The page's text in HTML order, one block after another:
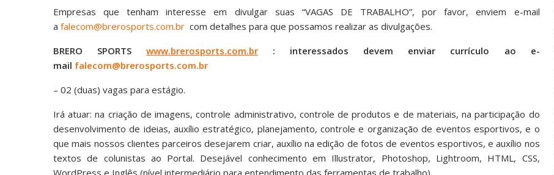
Empresas que tenham interesse em divulgar suas “VAGAS DE TRABALHO”, por favor, enviem e-mail
a falecom@brerosports.com.br com detalhes para que possamos realizar as divulgações.
BRERO SPORTSwww.brerosports.com.br : interessados devem enviar currículo ao e-
mail falecom@brerosports.com.br
– 02 (duas) vagas para estágio.
Irá atuar: na criação de imagens, controle administrativo, controle de produtos e de materiais, na participação do
desenvolvimento de ideias, auxílio estratégico, planejamento, controle e organização de eventos esportivos, e o
que mais nossos clientes parceiros desejarem criar, auxílio na edição de fotos de eventos esportivos, e auxílio nos
textos de colunistas ao Portal. Desejável conhecimento em Illustrator, Photoshop, Lightroom, HTML, CSS,
WordPress e Inglês (nível intermediário para entendimento das ferramentas de trabalho).